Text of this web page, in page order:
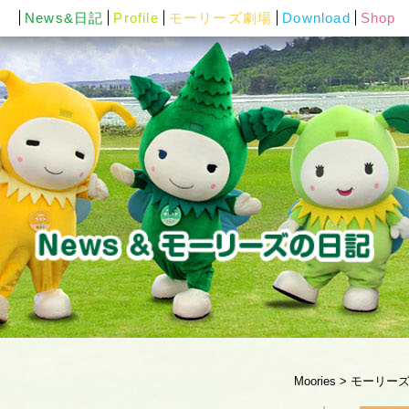
News&日記 Profile モーリーズ劇場 Download Shop
Moories > モーリー